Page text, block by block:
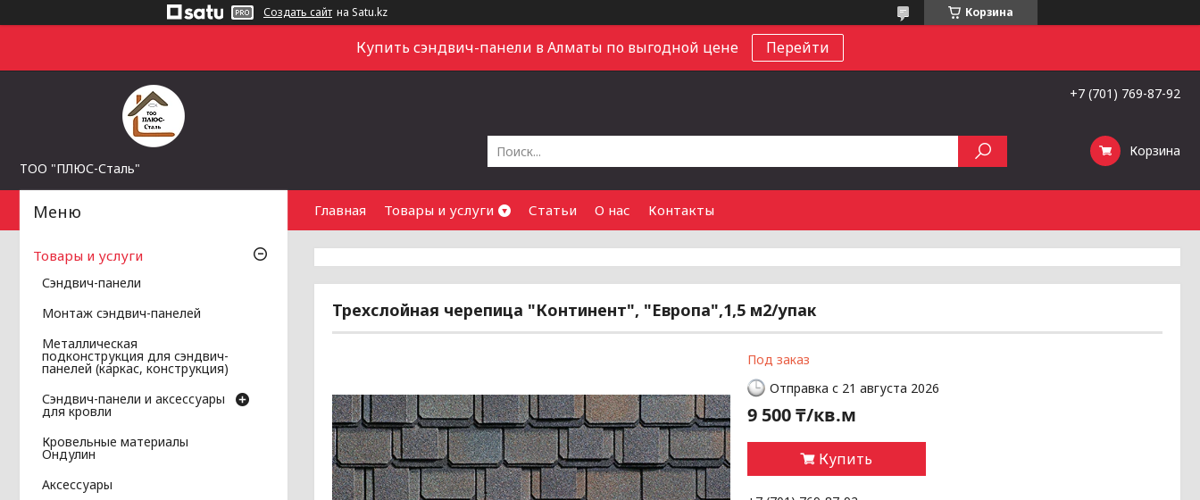
Создать сайт на Satu.kz Корзина
Купить сэндвич-панели в Алматы по выгодной цене Перейти
ТОО "ПЛЮС-Сталь"
+7 (701) 769-87-92
Корзина
Главная Товары и услуги Статьи О нас Контакты
Трехслойная черепица "Континент", "Европа",1,5 м2/упак
Под заказ
Отправка с 21 августа 2026
9 500 ₸/кв.м
Купить
Товары и услуги
Сэндвич-панели
Монтаж сэндвич-панелей
Металлическая
подконструкция для сэндвич-
панелей (каркас, конструкция)
Сэндвич-панели и аксессуары
для кровли
Кровельные материалы
Ондулин
Аксессуары